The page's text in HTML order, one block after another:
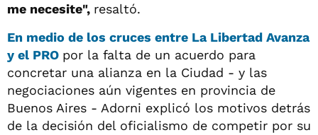
me necesite", resaltó.
En medio de los cruces entre La Libertad Avanza
y el PRO por la falta de un acuerdo para
concretar una alianza en la Ciudad - y las
negociaciones aún vigentes en provincia de
Buenos Aires - Adorni explicó los motivos detrás
de la decisión del oficialismo de competir por su